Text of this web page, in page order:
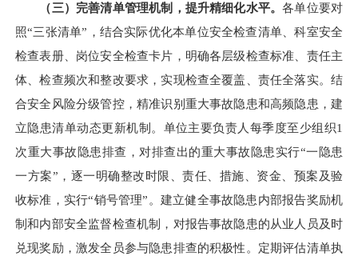
（三）完善清单管理机制，提升精细化水平。各单位要对
照“三张清单”，结合实际优化本单位安全检查清单、科室安全
检查表册、岗位安全检查卡片，明确各层级检查标准、责任主
体、检查频次和整改要求，实现检查全覆盖、责任全落实。结
合安全风险分级管控，精准识别重大事故隐患和高频隐患，建
立隐患清单动态更新机制。单位主要负责人每季度至少组织1
次重大事故隐患排查，对排查出的重大事故隐患实行“一隐患
一方案”，逐一明确整改时限、责任、措施、资金、预案及验
收标准，实行“销号管理”。建立健全事故隐患内部报告奖励机
制和内部安全监督检查机制，对报告事故隐患的从业人员及时
兑现奖励，激发全员参与隐患排查的积极性。定期评估清单执